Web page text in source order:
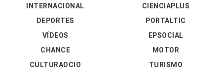
INTERNACIONAL
DEPORTES
VÍDEOS
CIENCIAPLUS
PORTALTIC
EPSOCIAL
CHANCE
CULTURAOCIO
MOTOR
TURISMO